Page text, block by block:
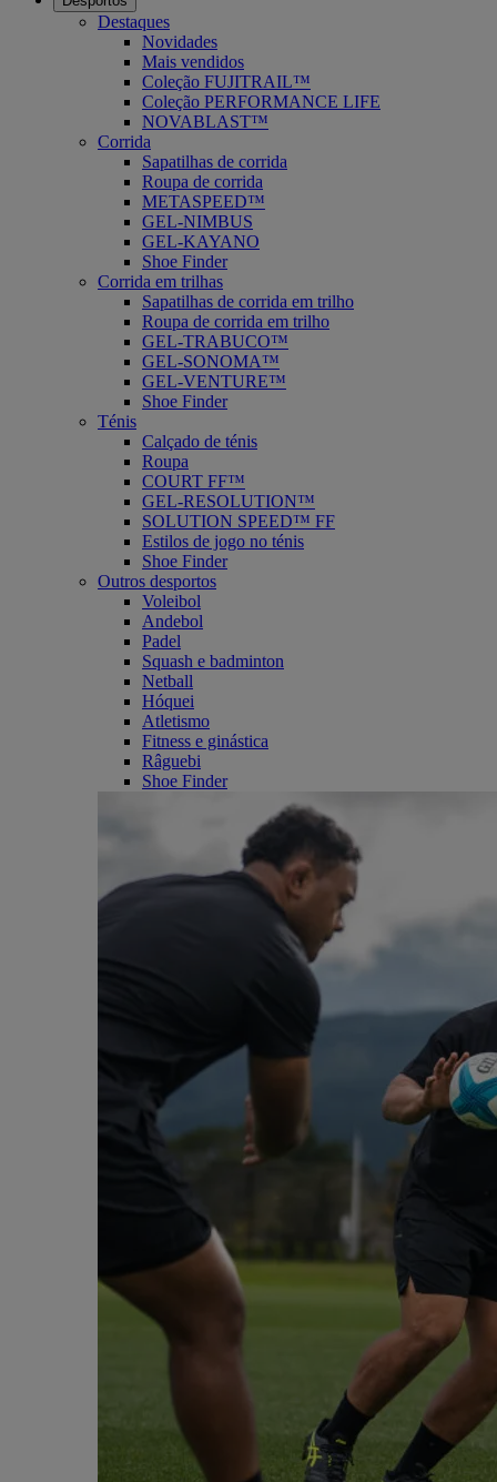
Destaques
Novidades
Mais vendidos
Coleção FUJITRAIL™
Coleção PERFORMANCE LIFE
NOVABLAST™
Corrida
Sapatilhas de corrida
Roupa de corrida
METASPEED™
GEL-NIMBUS
GEL-KAYANO
Shoe Finder
Corrida em trilhas
Sapatilhas de corrida em trilho
Roupa de corrida em trilho
GEL-TRABUCO™
GEL-SONOMA™
GEL-VENTURE™
Shoe Finder
Ténis
Calçado de ténis
Roupa
COURT FF™
GEL-RESOLUTION™
SOLUTION SPEED™ FF
Estilos de jogo no ténis
Shoe Finder
Outros desportos
Voleibol
Andebol
Padel
Squash e badminton
Netball
Hóquei
Atletismo
Fitness e ginástica
Râguebi
Shoe Finder